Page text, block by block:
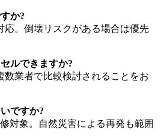
か?
応。倒壊リスクがある場合は優先
ルできますか?
数業者で比較検討されることをお
ですか?
対象。自然災害による再発も範囲